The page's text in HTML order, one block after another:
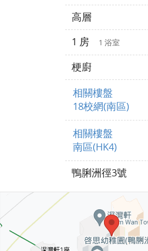
高層
1 房 1 浴室
梗廚
相關樓盤
18校網(南區)
相關樓盤
南區(HK4)
鴨脷洲徑3號